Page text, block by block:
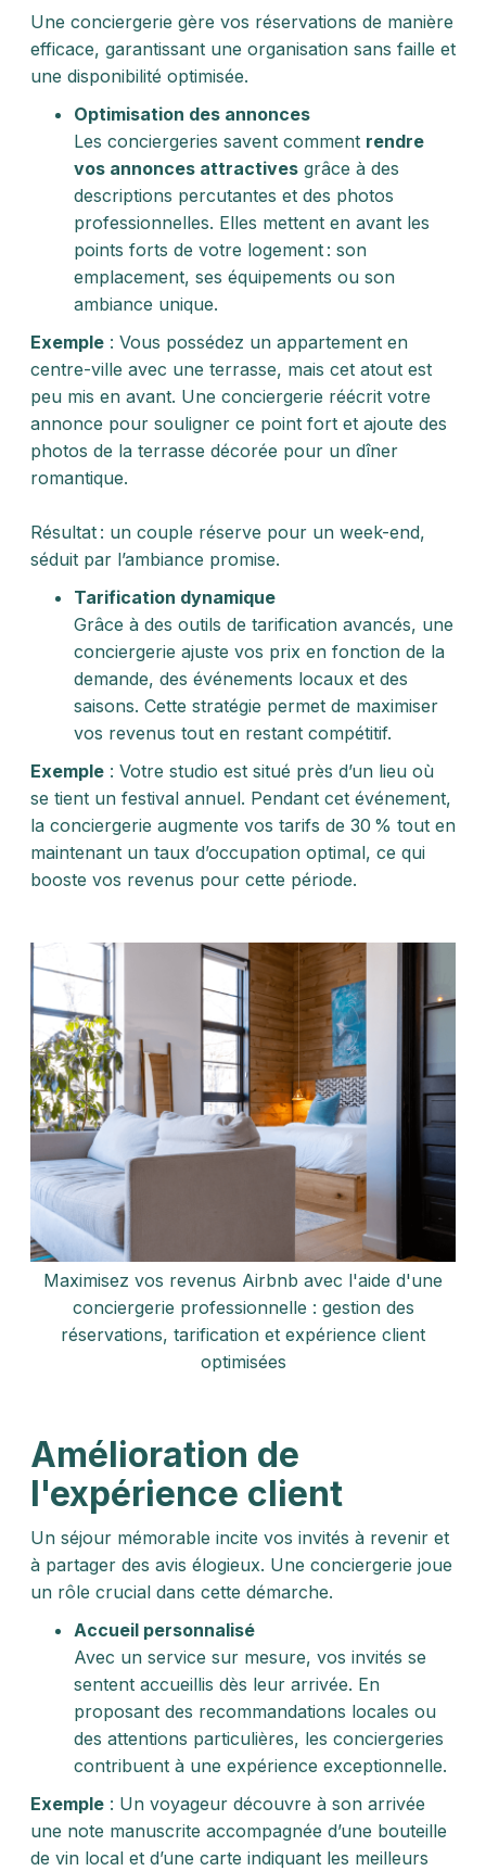
Une conciergerie gère vos réservations de manière
efficace, garantissant une organisation sans faille et
une disponibilité optimisée.
Optimisation des annonces
Les conciergeries savent comment rendre
vos annonces attractives grâce à des
descriptions percutantes et des photos
professionnelles. Elles mettent en avant les
points forts de votre logement : son
emplacement, ses équipements ou son
ambiance unique.
Exemple : Vous possédez un appartement en
centre-ville avec une terrasse, mais cet atout est
peu mis en avant. Une conciergerie réécrit votre
annonce pour souligner ce point fort et ajoute des
photos de la terrasse décorée pour un dîner
romantique.
Résultat : un couple réserve pour un week-end,
séduit par l’ambiance promise.
Tarification dynamique
Grâce à des outils de tarification avancés, une
conciergerie ajuste vos prix en fonction de la
demande, des événements locaux et des
saisons. Cette stratégie permet de maximiser
vos revenus tout en restant compétitif.
Exemple : Votre studio est situé près d’un lieu où
se tient un festival annuel. Pendant cet événement,
la conciergerie augmente vos tarifs de 30 % tout en
maintenant un taux d’occupation optimal, ce qui
booste vos revenus pour cette période.
Maximisez vos revenus Airbnb avec l'aide d'une
conciergerie professionnelle : gestion des
réservations, tarification et expérience client
optimisées
Amélioration de
l'expérience client
Un séjour mémorable incite vos invités à revenir et
à partager des avis élogieux. Une conciergerie joue
un rôle crucial dans cette démarche.
Accueil personnalisé
Avec un service sur mesure, vos invités se
sentent accueillis dès leur arrivée. En
proposant des recommandations locales ou
des attentions particulières, les conciergeries
contribuent à une expérience exceptionnelle.
Exemple : Un voyageur découvre à son arrivée
une note manuscrite accompagnée d’une bouteille
de vin local et d’une carte indiquant les meilleurs